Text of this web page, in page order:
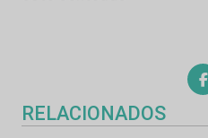
RELACIONADOS